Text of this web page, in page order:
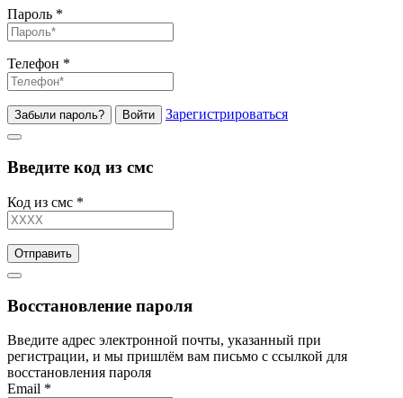
Пароль *
Телефон *
Забыли пароль? Войти Зарегистрироваться
Введите код из смс
Код из смс *
Отправить
Восстановление пароля
Введите адрес электронной почты, указанный при
регистрации, и мы пришлём вам письмо с ссылкой для
восстановления пароля
Email *